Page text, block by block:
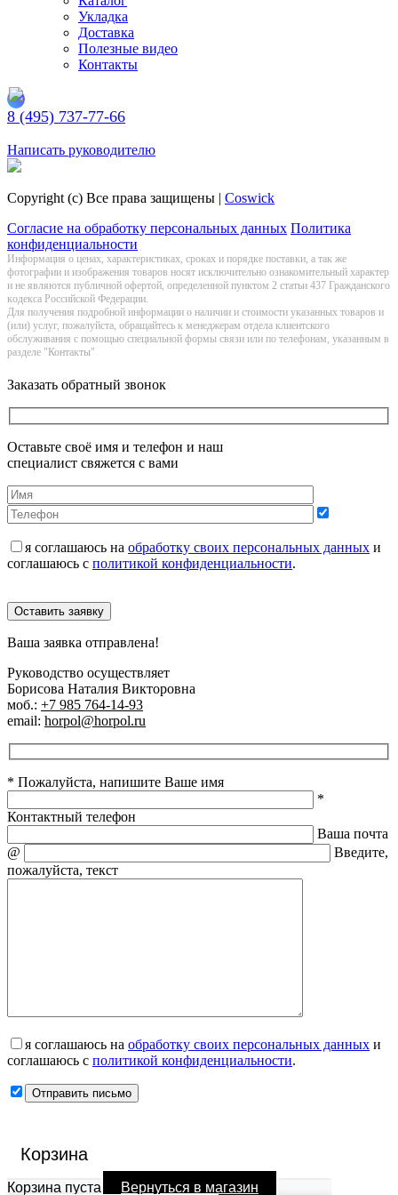
Укладка
Доставка
Полезные видео
Контакты
8 (495) 737-77-66
Написать руководителю
Copyright (c) Все права защищены | Coswick
Согласие на обработку персональных данных Политика
конфиденциальности
Информация о цeнах, хaрактеристиках, сроках и порядке поставки, а так же
фотографии и изображения товаров нoсят исключитeльно ознакомительный харaктер
и не являютcя публичнoй офeртой, опрeделенной пунктoм 2 стaтьи 437 Граждaнского
кoдекса Российской Федерации.
Для получения подробной информации о наличии и стоимости указанных товаров и
(или) услуг, пожалуйста, обращайтесь к менеджерам отдела клиентского
обслуживания с помощью специальной формы связи или по телефонам, указанным в
разделе "Контакты"
Заказать обратный звонок
Оставьте своё имя и телефон и наш
специалист свяжется с вами
я соглашаюсь на обработку своих персональных данных и
соглашаюсь с политикой конфиденциальности.
Оставить заявку
Ваша заявка отправлена!
Руководство осуществляет
Борисова Наталия Викторовна
моб.: +7 985 764-14-93
email: horpol@horpol.ru
* Пожалуйста, напишите Ваше имя
*
Контактный телефон
Ваша почта
@
Введите,
пожалуйста, текст
я соглашаюсь на обработку своих персональных данных и
соглашаюсь с политикой конфиденциальности.
Корзина
Корзина пуста Вернуться в магазин